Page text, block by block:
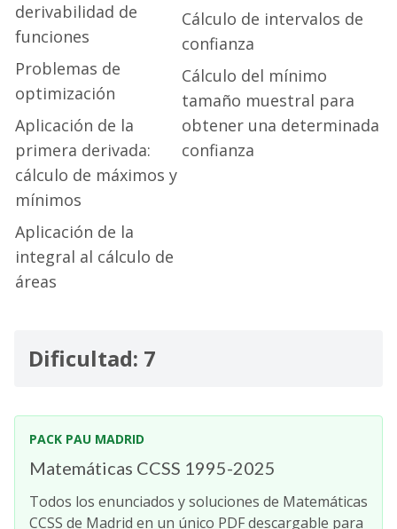
derivabilidad de
funciones
Problemas de
optimización
Aplicación de la
primera derivada:
cálculo de máximos y
mínimos
Aplicación de la
integral al cálculo de
áreas
Cálculo de intervalos de
confianza
Cálculo del mínimo
tamaño muestral para
obtener una determinada
confianza
Dificultad: 7
PACK PAU MADRID
Matemáticas CCSS 1995-2025
Todos los enunciados y soluciones de Matemáticas
CCSS de Madrid en un único PDF descargable para